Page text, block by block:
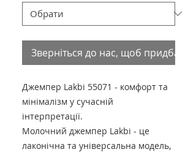
Зверніться до нас, щоб придбати
Джемпер Lakbi 55071 - комфорт та
мінімалізм у сучасній
інтерпретації.
Молочний джемпер Lakbi - це
лаконічна та універсальна модель,